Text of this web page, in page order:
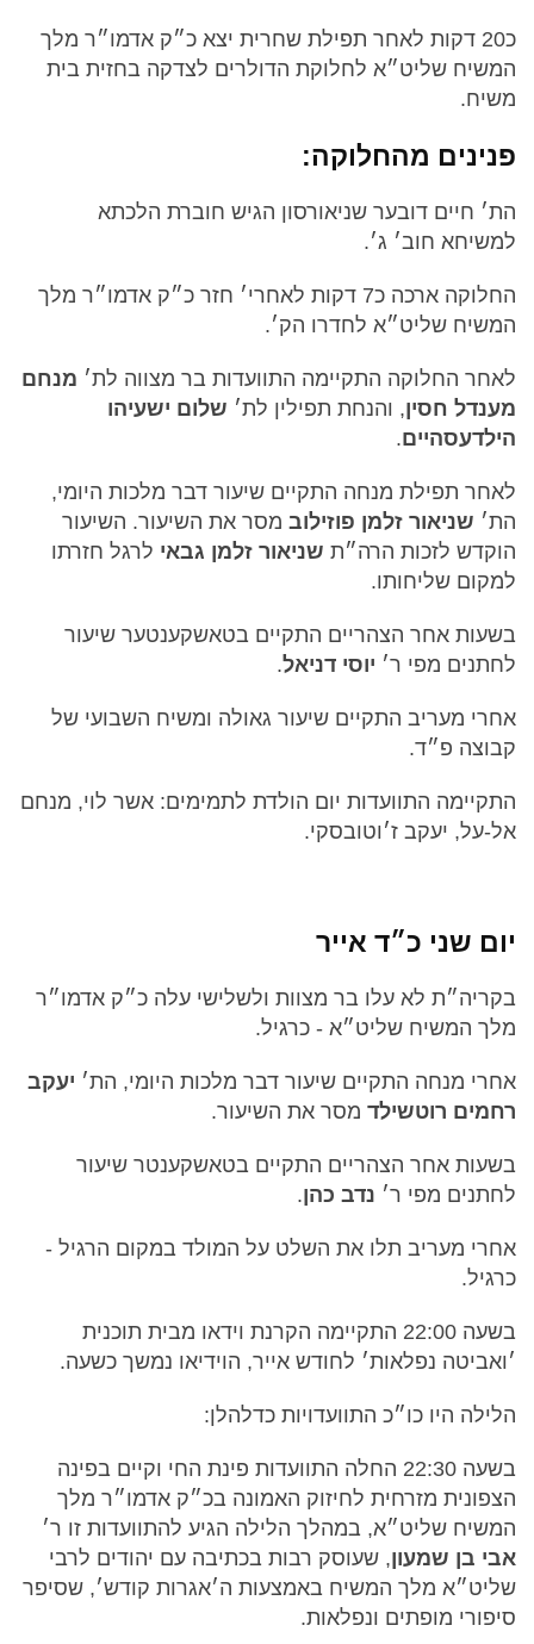
כ20 דקות לאחר תפילת שחרית יצא כ״ק אדמו״ר מלך
המשיח שליט״א לחלוקת הדולרים לצדקה בחזית בית
משיח.
פנינים מהחלוקה:
הת׳ חיים דובער שניאורסון הגיש חוברת הלכתא
למשיחא חוב׳ ג׳.
החלוקה ארכה כ7 דקות לאחרי׳ חזר כ״ק אדמו״ר מלך
המשיח שליט״א לחדרו הק׳.
לאחר החלוקה התקיימה התוועדות בר מצווה לת׳ מנחם
מענדל חסין, והנחת תפילין לת׳ שלום ישעיהו
הילדעסהיים.
לאחר תפילת מנחה התקיים שיעור דבר מלכות היומי,
הת׳ שניאור זלמן פוזילוב מסר את השיעור. השיעור
הוקדש לזכות הרה״ת שניאור זלמן גבאי לרגל חזרתו
למקום שליחותו.
בשעות אחר הצהריים התקיים בטאשקענטער שיעור
לחתנים מפי ר׳ יוסי דניאל.
אחרי מעריב התקיים שיעור גאולה ומשיח השבועי של
קבוצה פ״ד.
התקיימה התוועדות יום הולדת לתמימים: אשר לוי, מנחם
אל-על, יעקב ז׳וטובסקי.
יום שני כ״ד אייר
בקריה״ת לא עלו בר מצוות ולשלישי עלה כ״ק אדמו״ר
מלך המשיח שליט״א - כרגיל.
אחרי מנחה התקיים שיעור דבר מלכות היומי, הת׳ יעקב
רחמים רוטשילד מסר את השיעור.
בשעות אחר הצהריים התקיים בטאשקענטר שיעור
לחתנים מפי ר׳ נדב כהן.
אחרי מעריב תלו את השלט על המולד במקום הרגיל -
כרגיל.
בשעה 22:00 התקיימה הקרנת וידאו מבית תוכנית
׳ואביטה נפלאות׳ לחודש אייר, הוידיאו נמשך כשעה.
הלילה היו כו״כ התוועדויות כדלהלן:
בשעה 22:30 החלה התוועדות פינת החי וקיים בפינה
הצפונית מזרחית לחיזוק האמונה בכ״ק אדמו״ר מלך
המשיח שליט״א, במהלך הלילה הגיע להתוועדות זו ר׳
אבי בן שמעון, שעוסק רבות בכתיבה עם יהודים לרבי
שליט״א מלך המשיח באמצעות ה׳אגרות קודש׳, שסיפר
סיפורי מופתים ונפלאות.